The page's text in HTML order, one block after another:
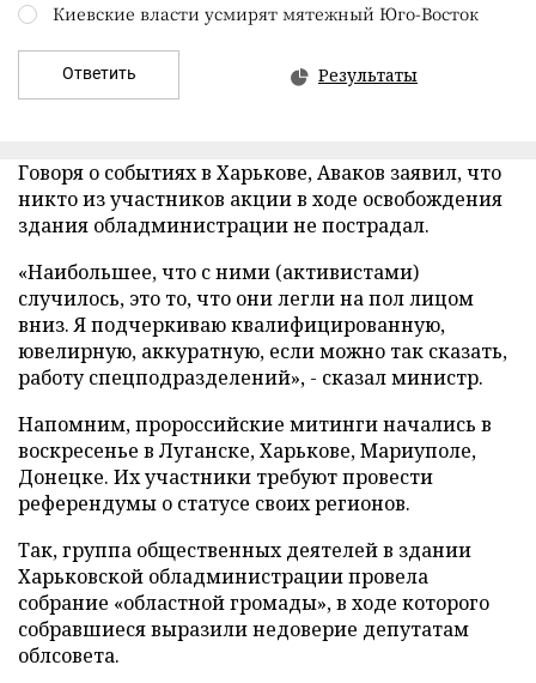
Киевские власти усмирят мятежный Юго-Восток
Ответить Результаты
Говоря о событиях в Харькове, Аваков заявил, что
никто из участников акции в ходе освобождения
здания обладминистрации не пострадал.
«Наибольшее, что с ними (активистами)
случилось, это то, что они легли на пол лицом
вниз. Я подчеркиваю квалифицированную,
ювелирную, аккуратную, если можно так сказать,
работу спецподразделений», - сказал министр.
Напомним, пророссийские митинги начались в
воскресенье в Луганске, Харькове, Мариуполе,
Донецке. Их участники требуют провести
референдумы о статусе своих регионов.
Так, группа общественных деятелей в здании
Харьковской обладминистрации провела
собрание «областной громады», в ходе которого
собравшиеся выразили недоверие депутатам
облсовета.